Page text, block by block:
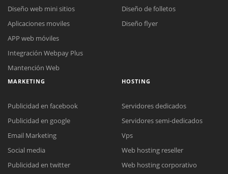
Diseño web mini sitios
Aplicaciones moviles
APP web móviles
Integración Webpay Plus
Mantención Web
Diseño de folletos
Diseño flyer
MARKETING
Publicidad en facebook
Publicidad en google
Email Marketing
Social media
Publicidad en twitter
HOSTING
Servidores dedicados
Servidores semi-dedicados
Vps
Web hosting reseller
Web hosting corporativo